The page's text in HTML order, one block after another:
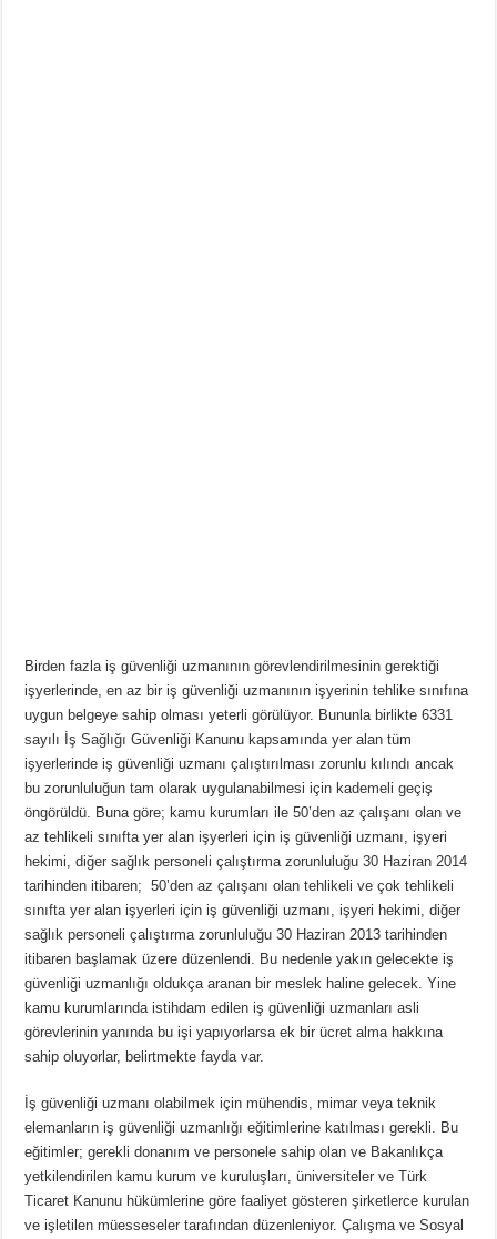
Birden fazla iş güvenliği uzmanının görevlendirilmesinin gerektiği
işyerlerinde, en az bir iş güvenliği uzmanının işyerinin tehlike sınıfına
uygun belgeye sahip olması yeterli görülüyor. Bununla birlikte 6331
sayılı İş Sağlığı Güvenliği Kanunu kapsamında yer alan tüm
işyerlerinde iş güvenliği uzmanı çalıştırılması zorunlu kılındı ancak
bu zorunluluğun tam olarak uygulanabilmesi için kademeli geçiş
öngörüldü. Buna göre; kamu kurumları ile 50’den az çalışanı olan ve
az tehlikeli sınıfta yer alan işyerleri için iş güvenliği uzmanı, işyeri
hekimi, diğer sağlık personeli çalıştırma zorunluluğu 30 Haziran 2014
tarihinden itibaren; 50’den az çalışanı olan tehlikeli ve çok tehlikeli
sınıfta yer alan işyerleri için iş güvenliği uzmanı, işyeri hekimi, diğer
sağlık personeli çalıştırma zorunluluğu 30 Haziran 2013 tarihinden
itibaren başlamak üzere düzenlendi. Bu nedenle yakın gelecekte iş
güvenliği uzmanlığı oldukça aranan bir meslek haline gelecek. Yine
kamu kurumlarında istihdam edilen iş güvenliği uzmanları asli
görevlerinin yanında bu işi yapıyorlarsa ek bir ücret alma hakkına
sahip oluyorlar, belirtmekte fayda var.
İş güvenliği uzmanı olabilmek için mühendis, mimar veya teknik
elemanların iş güvenliği uzmanlığı eğitimlerine katılması gerekli. Bu
eğitimler; gerekli donanım ve personele sahip olan ve Bakanlıkça
yetkilendirilen kamu kurum ve kuruluşları, üniversiteler ve Türk
Ticaret Kanunu hükümlerine göre faaliyet gösteren şirketlerce kurulan
ve işletilen müesseseler tarafından düzenleniyor. Çalışma ve Sosyal